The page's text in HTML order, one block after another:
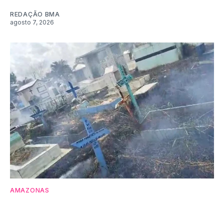
REDAÇÃO BMA
agosto 7, 2026
AMAZONAS